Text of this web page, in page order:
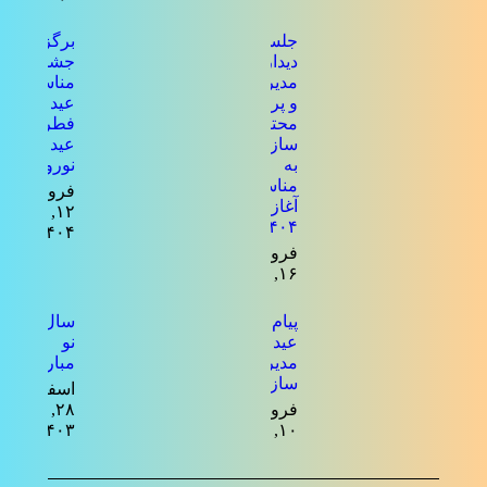
جلسه
دیدار
مدیرعامل
و پرسنل
محترم
سازمان
به
مناسبت
آغاز سال
۱۴۰۴
فروردین
۱۶, ۱۴۰۴
برگزاری
جشن به
مناسبت
عید
فطر و
عید
نوروز
فروردین
۱۲,
۱۴۰۴
پیام تبریک
عید فطر
مدیرعامل
سازمان
فروردین
۱۰, ۱۴۰۴
سال
نو
مبارک
اسفند
۲۸,
۱۴۰۳